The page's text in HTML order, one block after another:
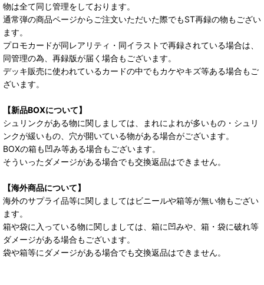
物は全て同じ管理をしております。
通常弾の商品ページからご注文いただいた際でもST再録の物もござい
ます。
プロモカードが同レアリティ・同イラストで再録されている場合は、
同管理の為、再録版が届く場合もございます。
デッキ販売に使われているカードの中でもカケやキズ等ある場合もご
ざいます。
【新品BOXについて】
シュリンクがある物に関しましては、まれによれが多いもの・シュリ
ンクが緩いもの、穴が開いている物がある場合がございます。
BOXの箱も凹み等ある場合もございます。
そういったダメージがある場合でも交換返品はできません。
【海外商品について】
海外のサプライ品等に関しましてはビニールや箱等が無い物もござい
ます。
箱や袋に入っている物に関しましては、箱に凹みや、箱・袋に破れ等
ダメージがある場合もございます。
袋や箱等にダメージがある場合でも交換返品はできません。